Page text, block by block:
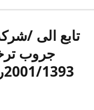
تابع الى /
جروب
2001/1393رقم الي 17439546